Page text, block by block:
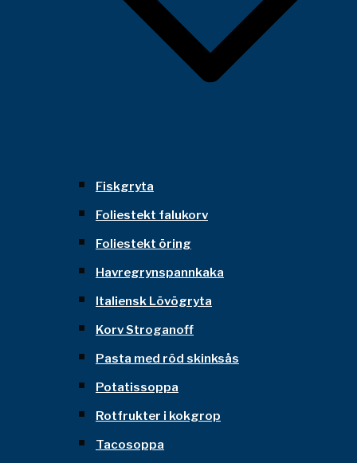
Fiskgryta
Foliestekt falukorv
Foliestekt öring
Havregrynspannkaka
Italiensk Lövögryta
Korv Stroganoff
Pasta med röd skinksås
Potatissoppa
Rotfrukter i kokgrop
Tacosoppa